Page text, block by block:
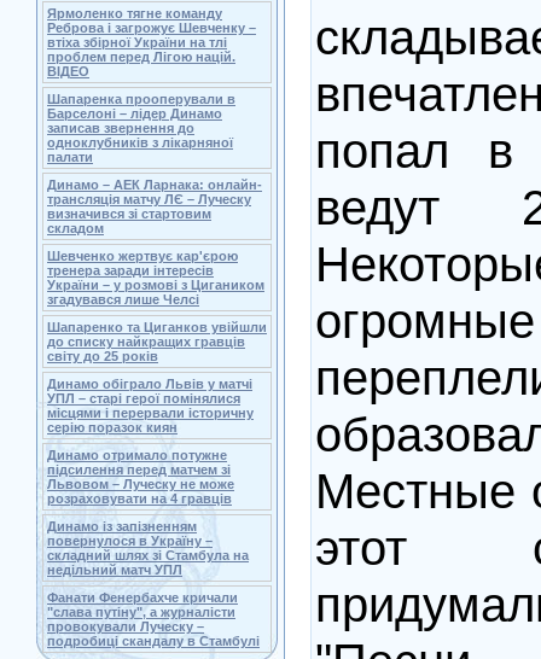
Ярмоленко тягне команду
Реброва і загрожує Шевченку –
втіха збірної України на тлі
проблем перед Лігою націй.
ВІДЕО
Шапаренка прооперували в
Барселоні – лідер Динамо
записав звернення до
одноклубників з лікарняної
палати
Динамо – АЕК Ларнака: онлайн-
трансляція матчу ЛЄ – Луческу
визначився зі стартовим
складом
Шевченко жертвує кар'єрою
тренера заради інтересів
України – у розмові з Цигаником
згадувався лише Челсі
Шапаренко та Циганков увійшли
до списку найкращих гравців
світу до 25 років
Динамо обіграло Львів у матчі
УПЛ – старі герої помінялися
місцями і перервали історичну
серію поразок киян
Динамо отримало потужне
підсилення перед матчем зі
Львовом – Луческу не може
розраховувати на 4 гравців
Динамо із запізненням
повернулося в Україну –
складний шлях зі Стамбула на
недільний матч УПЛ
Фанати Фенербахче кричали
"слава путіну", а журналісти
провокували Луческу –
подробиці скандалу в Стамбулі
попал
ведут
Местные
этот